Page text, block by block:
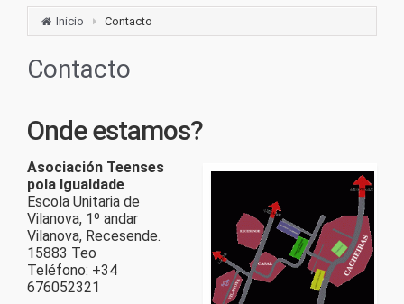
Inicio Contacto
Contacto
Onde estamos?
Asociación Teenses
pola Igualdade
Escola Unitaria de
Vilanova, 1º andar
Vilanova, Recesende.
15883 Teo
Teléfono: +34
676052321